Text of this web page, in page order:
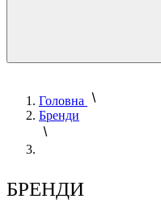
Головна
Бренди
БРЕНДИ